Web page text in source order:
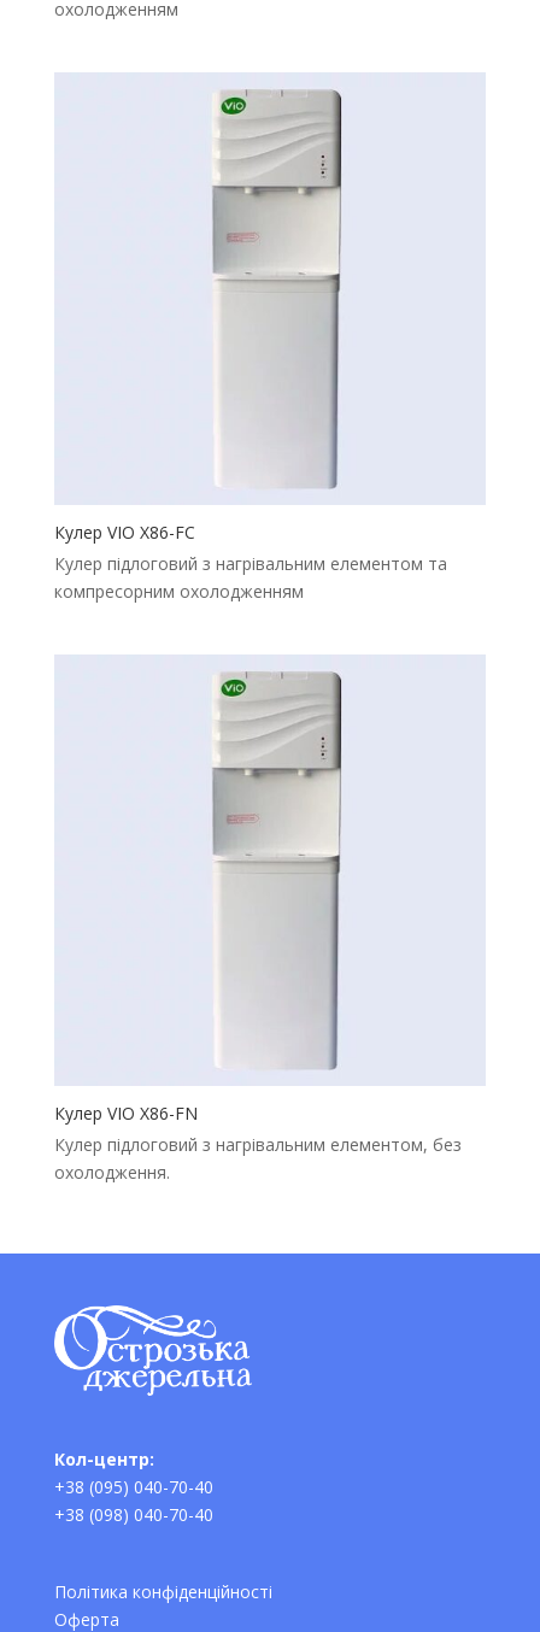
охолодженням
Кулер VIO X86-FC
Кулер підлоговий з нагрівальним елементом та
компресорним охолодженням
Кулер VIO X86-FN
Кулер підлоговий з нагрівальним елементом, без
охолодження.
Кол-центр:
+38 (095) 040-70-40
+38 (098) 040-70-40
Політика конфіденційності
Оферта